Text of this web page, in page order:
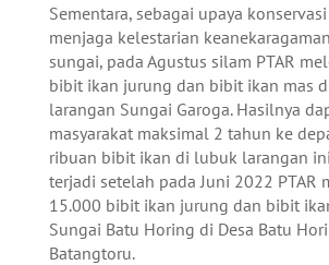
Sementara, sebagai upaya
menjaga kelestarian
sungai, pada Agustus silam PTAR
bibit ikan jurung dan bibit ikan mas
larangan Sungai Garoga. Hasilnya
masyarakat maksimal 2 tahun ke
ribuan bibit ikan di lubuk larangan
terjadi setelah pada Juni 2022 PTAR
15.000 bibit ikan jurung dan bibit
Sungai Batu Horing di Desa Batu
Batangtoru.